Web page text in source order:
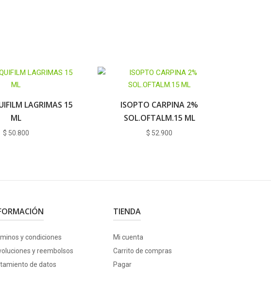
LAGRIMAS 15
ML
$ 50.800
ISOPTO CARPINA 2%
SOL.OFTALM.15 ML
$ 52.900
y condiciones
y reembolsos
de datos
TIENDA
Mi cuenta
Carrito de compras
Pagar